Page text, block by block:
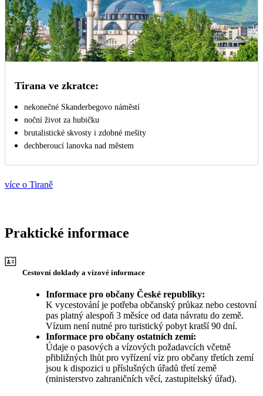
Tirana ve zkratce:
nekonečné Skanderbegovo náměstí
noční život za hubičku
brutalistické skvosty i zdobné mešity
dechberoucí lanovka nad městem
více o Tiraně
Praktické informace
Cestovní doklady a vízové informace
Informace pro občany České republiky:
K vycestování je potřeba občanský průkaz nebo cestovní
pas platný alespoň 3 měsíce od data návratu do země.
Vízum není nutné pro turistický pobyt kratší 90 dní.
Informace pro občany ostatních zemí:
Údaje o pasových a vízových požadavcích včetně
přibližných lhůt pro vyřízení víz pro občany třetích zemí
jsou k dispozici u příslušných úřadů třetí země
(ministerstvo zahraničních věcí, zastupitelský úřad).